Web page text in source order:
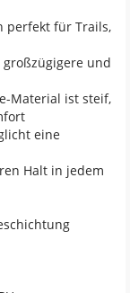
perfekt für Trails,
großzügigere und
Material ist steif,
eine
Halt in jedem